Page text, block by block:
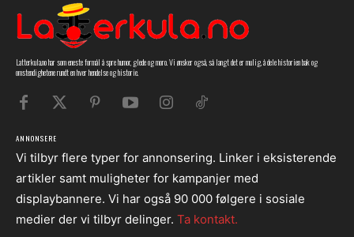
Latterkula.no har som eneste formål å spre humor, glede og moro. Vi ønsker også, så langt det er mulig, å dele historien bak og
omstendighetene rundt en hver hendelse og historie.
ANNONSERE
Vi tilbyr flere typer for annonsering. Linker i eksisterende
artikler samt muligheter for kampanjer med
displaybannere. Vi har også 90 000 følgere i sosiale
medier der vi tilbyr delinger. Ta kontakt.